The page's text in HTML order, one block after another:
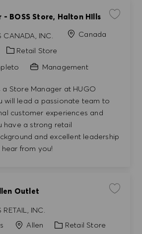
DE COOKIES
- BOSS Store, Halton HIlls
CANADA, INC.
Canada
Categoría
Retail Store
Management
Store Manager at HUGO
will lead a passionate team to
customer experiences and
have a strong retail
and excellent leadership
from you!
Guardar
Outlet
INC.
Allen Categoría
Retail Store
Guardar